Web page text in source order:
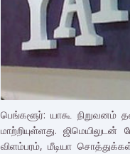
பெங்களூர்: யாகூ நிறுவனம்
மாற்றியுள்ளது.
விளம்பரம், மீடியா